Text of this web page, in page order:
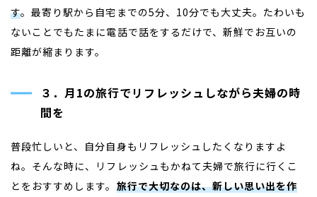
す。最寄り駅から自宅までの5分、10分でも大丈夫。たわいも
ないことでもたまに電話で話をするだけで、新鮮でお互いの
距離が縮まります。
３．月1の旅行でリフレッシュしながら夫婦の時
間を
普段忙しいと、自分自身もリフレッシュしたくなりますよ
ね。そんな時に、リフレッシュもかねて夫婦で旅行に行くこ
とをおすすめします。 旅行で大切なのは、新しい思い出を作